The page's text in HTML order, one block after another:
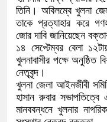
তিনি। অবিলম্বে খুলনা
তাকে প্রত্যাহার করে
জোর দাবি জানিয়েছেন
১৪ সেপ্টেম্বর বেলা
খুলনাবাসীর পক্ষে অনুষ্ঠিত
নেতৃবৃন্দ।
খুলনা জেলা আইনজীবী
হাসান রুবার সভাপতিত্বে
মানববন্ধনে খুলনার